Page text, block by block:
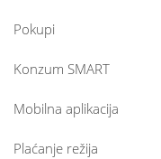
Pokupi
Konzum SMART
Mobilna aplikacija
Plaćanje režija